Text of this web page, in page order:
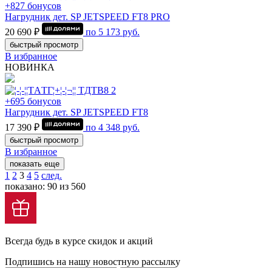
+827 бонусов
Нагрудник дет. SP JETSPEED FT8 PRO
20 690 ₽
по 5 173 руб.
быстрый просмотр
В избранное
НОВИНКА
+695 бонусов
Нагрудник дет. SP JETSPEED FT8
17 390 ₽
по 4 348 руб.
быстрый просмотр
В избранное
показать еще
1 2 3 4 5 след.
показано: 90 из 560
Всегда будь в курсе скидок и акций
Подпишись на нашу новостную рассылку